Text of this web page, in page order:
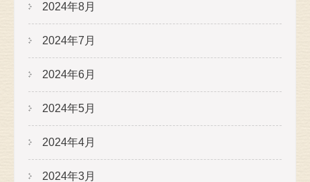
2024年8月
2024年7月
2024年6月
2024年5月
2024年4月
2024年3月